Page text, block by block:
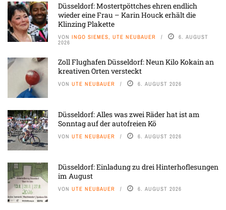
Düsseldorf: Mostertpöttches ehren endlich
wieder eine Frau – Karin Houck erhält die
Klinzing Plakette
VON INGO SIEMES, UTE NEUBAUER 6. AUGUST
2026
Zoll Flughafen Düsseldorf: Neun Kilo Kokain an
kreativen Orten versteckt
VON UTE NEUBAUER 6. AUGUST 2026
Düsseldorf: Alles was zwei Räder hat ist am
Sonntag auf der autofreien Kö
VON UTE NEUBAUER 6. AUGUST 2026
Düsseldorf: Einladung zu drei Hinterhoflesungen
im August
VON UTE NEUBAUER 6. AUGUST 2026